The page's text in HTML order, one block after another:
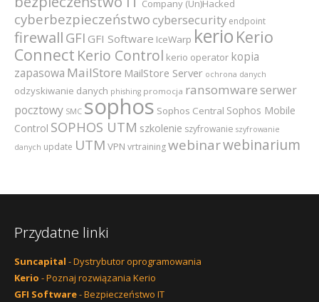
Company (Un)Hacked
cyberbezpieczeństwocybersecurity endpoint
firewall GFI GFI Software IceWarp kerio Kerio
Connect Kerio Control kerio operator kopia
zapasowa MailStore MailStore Server ochrona danych
odzyskiwanie danych phishing promocja ransomware serwer
pocztowy SMC sophos Sophos Central Sophos Mobile
Control SOPHOS UTM szkolenie szyfrowanie szyfrowanie
danych update UTM VPN vrtrainingwebinarwebinarium
Przydatne linki
Suncapital - Dystrybutor oprogramowania
Kerio - Poznaj rozwiązania Kerio
GFI Software- Bezpieczeństwo IT